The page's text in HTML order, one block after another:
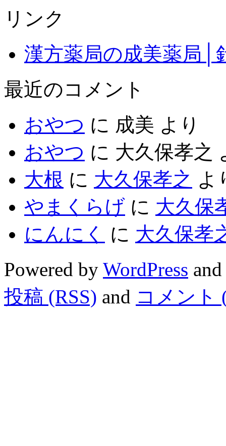
リンク
漢方薬局の成美薬局│
最近のコメント
おやつ に 成美 より
おやつ に 大久保孝之
大根 に 大久保孝之 よ
やまくらげ に 大久保
にんにく
に 大久保孝
Powered by WordPress
投稿 (RSS) and コメント